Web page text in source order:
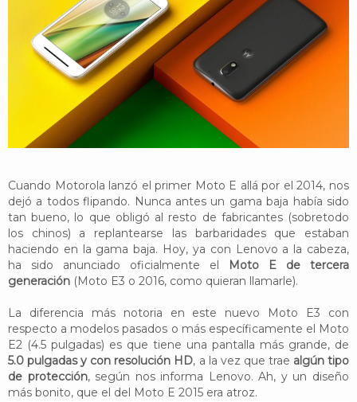
Cuando Motorola lanzó el primer Moto E allá por el 2014, nos
dejó a todos flipando. Nunca antes un gama baja había sido
tan bueno, lo que obligó al resto de fabricantes (sobretodo
los chinos) a replantearse las barbaridades que estaban
haciendo en la gama baja. Hoy, ya con Lenovo a la cabeza,
ha sido anunciado oficialmente el
Moto E de tercera
generación (Moto E3 o 2016, como quieran llamarle).
La diferencia más notoria en este nuevo Moto E3 con
respecto a modelos pasados o más específicamente el Moto
E2 (4.5 pulgadas) es que tiene una pantalla más grande, de
5.0 pulgadas y con resolución HD, a la vez que trae algún tipo
de protección, según nos informa Lenovo. Ah, y un diseño
más bonito, que el del Moto E 2015 era atroz.
YouTube
Twitter